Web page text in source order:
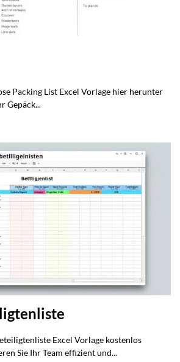
Packing List Excel Vorlage hier herunter
Gepäck...
Excel Vorlage kostenlos
Sie Ihr Team effizient und...